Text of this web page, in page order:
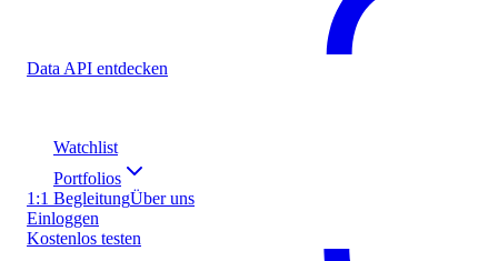
Data API entdecken
Watchlist
Portfolios
1:1 BegleitungÜber uns
Einloggen
Kostenlos testen